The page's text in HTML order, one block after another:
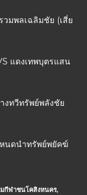
มพลเฉลิมชัย (เสี่ย
แดงเทพบุตรแสน
งทวีทรัพย์พลังชัย
นดนำทรัพย์พยัคฆ์
กีฬาชนโคสิงหนคร,